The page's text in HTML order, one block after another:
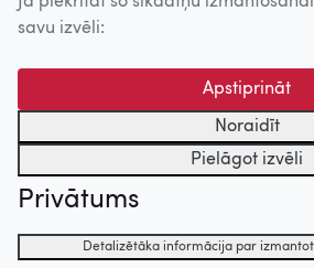
© 2026 Nacionālais Kino centrs, Kultūras
centrs. Sadarbības partneris: Latvijas
kinofotofonodokumentu arhīvs.
savu izvēli:
Apstiprināt
Noraidīt
Pielāgot izvēli
Privātums
Detalizētāka informācija par